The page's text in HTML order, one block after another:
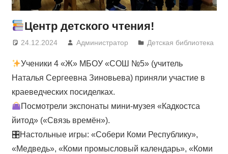
Центр детского чтения!
24.12.2024 Администратор Детская библиотека
Ученики 4 «Ж» МБОУ «СОШ №5» (учитель
Наталья Сергеевна Зиновьева) приняли участие в
краеведческих посиделках.
Посмотрели экспонаты мини-музея «Кадкостса
йитод» («Связь времён»).
🎛Настольные игры: «Собери Коми Республику»,
«Медведь», «Коми промысловый календарь», «Коми